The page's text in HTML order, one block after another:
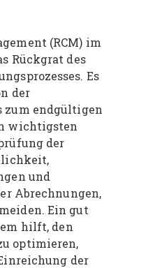
(RCM) im
Rückgrat des
Es
der
zum endgültigen
wichtigsten
der
und
Abrechnungen,
Ein gut
hilft, den
optimieren,
der